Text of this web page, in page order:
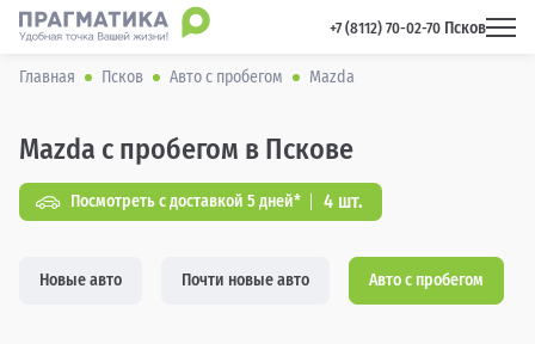
+7 (8112) 70-02-70 Псков
Главная Псков Авто с пробегом Mazda
Mazda с пробегом в Пскове
Посмотреть с доставкой 5 дней* 4 шт.
Новые авто Почти новые авто Авто с пробегом